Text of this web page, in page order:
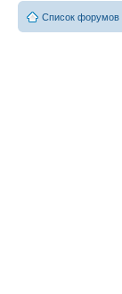
Список форумов